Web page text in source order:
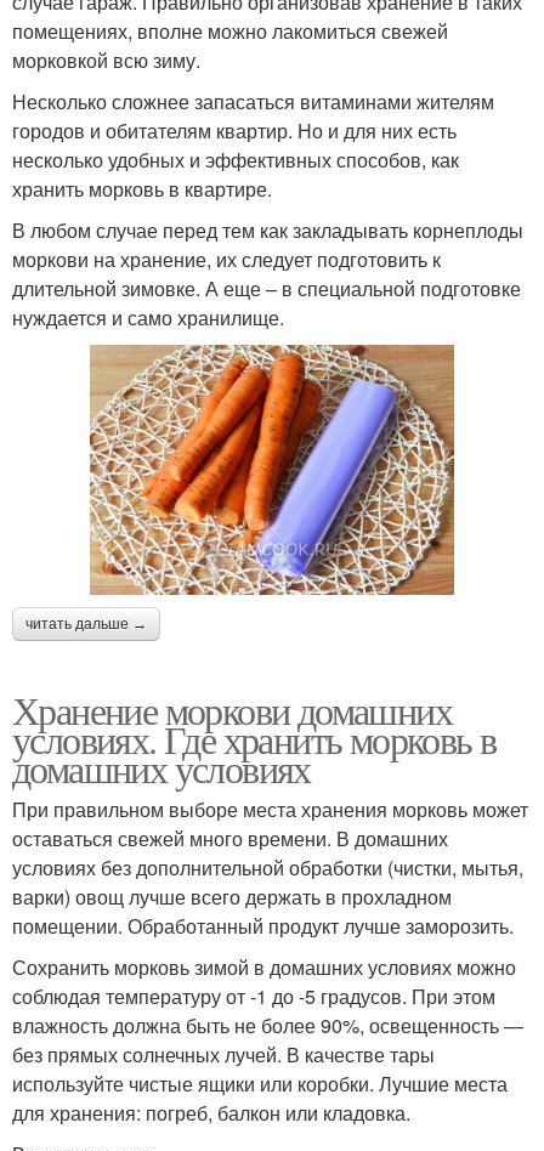
помещениях, вполне можно лакомиться свежей
морковкой всю зиму.
Несколько сложнее запасаться витаминами жителям
городов и обитателям квартир. Но и для них есть
несколько удобных и эффективных способов, как
хранить морковь в квартире.
В любом случае перед тем как закладывать корнеплоды
моркови на хранение, их следует подготовить к
длительной зимовке. А еще – в специальной подготовке
нуждается и само хранилище.
читать дальше →
Хранение моркови домашних
условиях. Где хранить морковь в
домашних условиях
При правильном выборе места хранения морковь может
оставаться свежей много времени. В домашних
условиях без дополнительной обработки (чистки, мытья,
варки) овощ лучше всего держать в прохладном
помещении. Обработанный продукт лучше заморозить.
Сохранить морковь зимой в домашних условиях можно
соблюдая температуру от -1 до -5 градусов. При этом
влажность должна быть не более 90%, освещенность —
без прямых солнечных лучей. В качестве тары
используйте чистые ящики или коробки. Лучшие места
для хранения: погреб, балкон или кладовка.